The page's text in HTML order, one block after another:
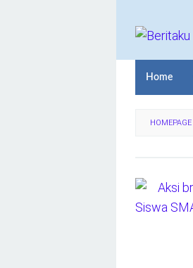
Home
HOMEPAGE